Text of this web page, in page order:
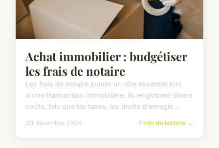
Achat immobilier : budgétiser
les frais de notaire
Les frais de notaire jouent un rôle essentiel lors
d'une transaction immobilière. Ils englobent divers
coûts, tels que les taxes, les droits d'enregis...
20 décembre 2024 7 min de lecture →